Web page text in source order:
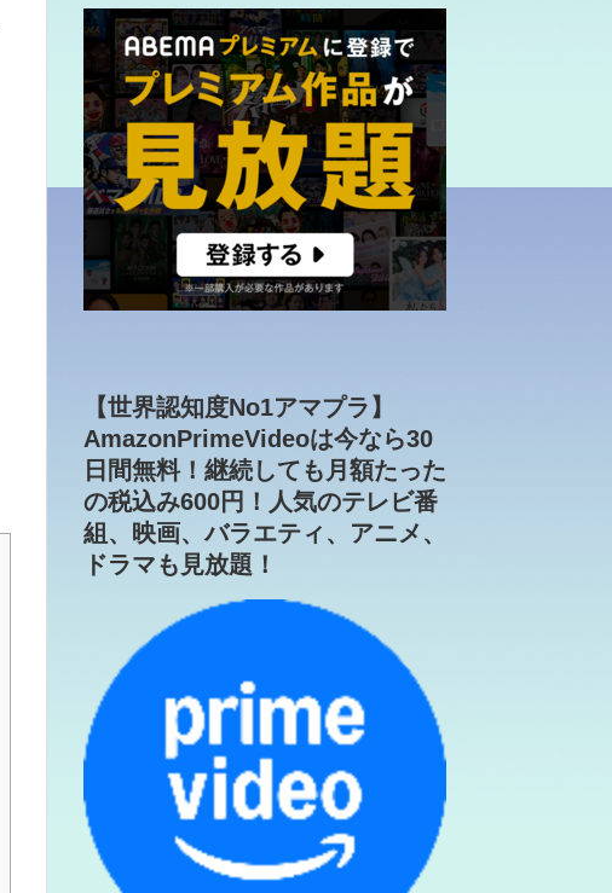
【世界認知度No1アマプラ】
AmazonPrimeVideoは今なら30
日間無料！継続しても月額たった
の税込み600円！人気のテレビ番
組、映画、バラエティ、アニメ、
ドラマも見放題！